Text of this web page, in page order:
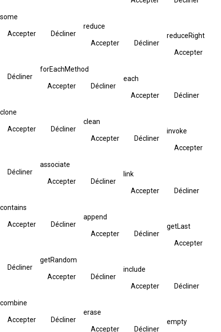
some
Accepter Décliner
reduce
Accepter Décliner
reduceRight
Accepter
Décliner
forEachMethod
Accepter Décliner
each
Accepter Décliner
clone
Accepter Décliner
clean
Accepter Décliner
invoke
Accepter
Décliner
associate
Accepter Décliner
link
Accepter Décliner
contains
Accepter Décliner
append
Accepter Décliner
getLast
Accepter
Décliner
getRandom
Accepter Décliner
include
Accepter Décliner
combine
Accepter Décliner
erase
Accepter Décliner
empty